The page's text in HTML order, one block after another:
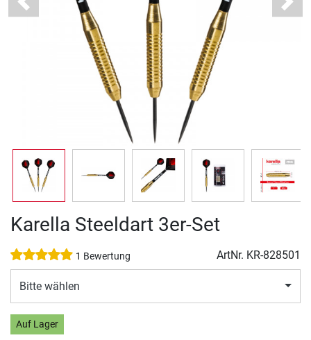
Previous Next
Karella Steeldart 3er-Set
1 Bewertung ArtNr. KR-828501
Bitte wählen
Auf Lager